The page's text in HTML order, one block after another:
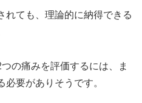
れても、理論的に納得できる
の痛みを評価するには、ま
必要がありそうです。